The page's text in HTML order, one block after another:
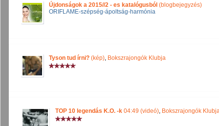
Újdonságok a 2015//2 - es katalógusból (blogbejegyzés)
ORIFLAME-szépség-ápoltság-harmónia
Tyson tud írni? (kép), Bokszrajongók Klubja
TOP 10 legendás K.O. -k 04:49 (videó), Bokszrajongók